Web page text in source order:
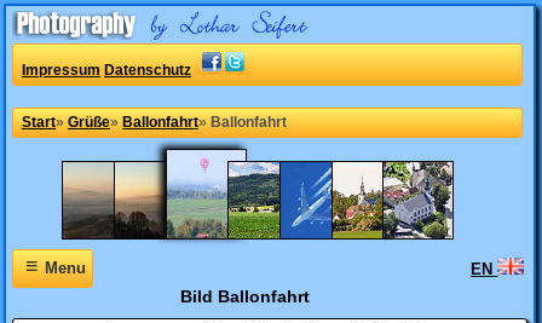
Impressum Datenschutz
Start» Grüße» Ballonfahrt» Ballonfahrt
≡Menu EN
Bild Ballonfahrt